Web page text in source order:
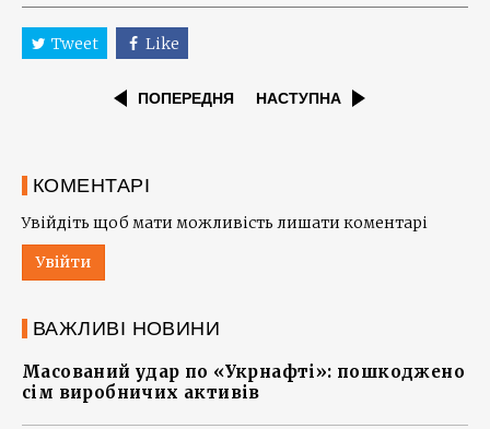
Tweet Like
ПОПЕРЕДНЯ НАСТУПНА
КОМЕНТАРІ
Увійдіть щоб мати можливість лишати коментарі
Увійти
ВАЖЛИВІ НОВИНИ
Масований удар по «Укрнафті»: пошкоджено
сім виробничих активів